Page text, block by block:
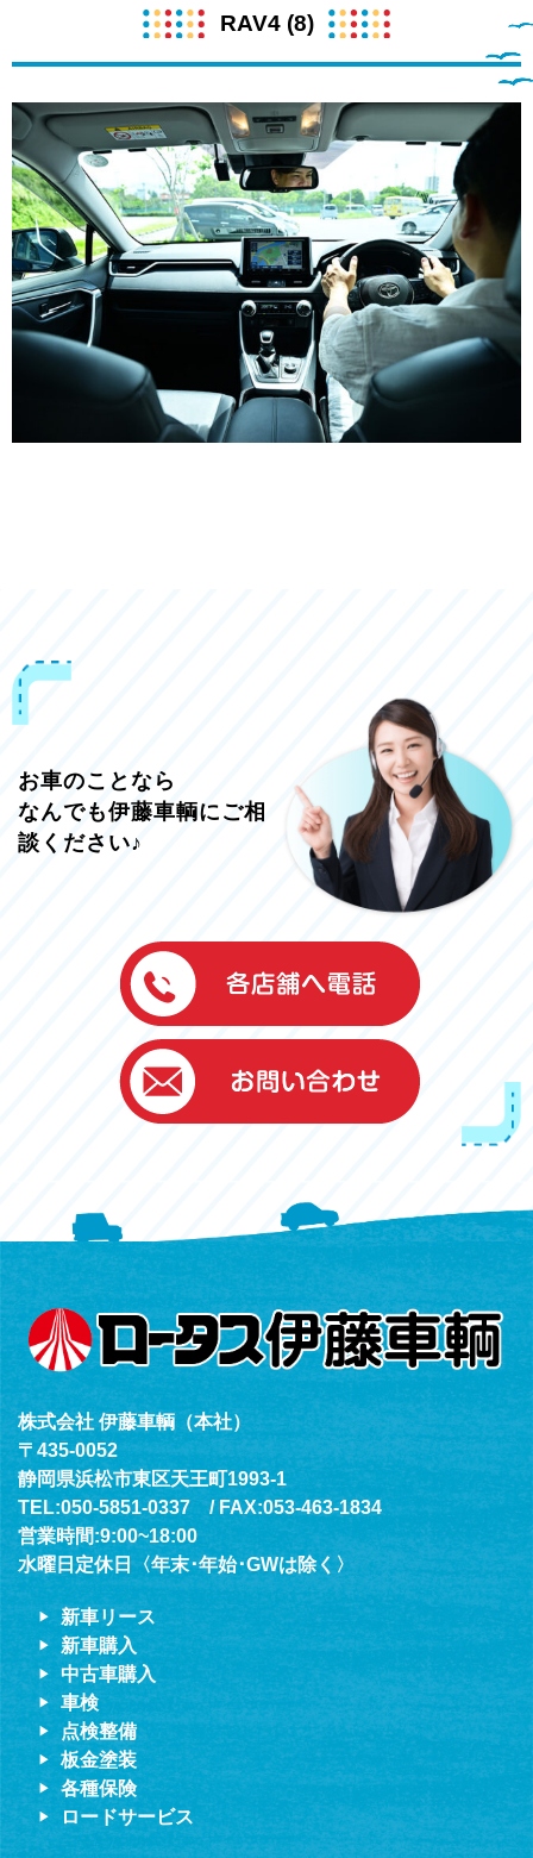
RAV4 (8)
お車のことなら
なんでも伊藤車輌にご相
談ください♪
伊藤車輌（本社）
050-5851-0337
グッドワン浜松
050-5851-0338
浜北店
050-5851-0339
（年中無休24h対応）
株式会社 伊藤車輌（本社）
〒435-0052
静岡県浜松市東区天王町1993-1
TEL:050-5851-0337 / FAX:053-463-1834
営業時間:9:00~18:00
水曜日定休日〈年末･年始･GWは除く〉
新車リース
新車購入
中古車購入
車検
点検整備
板金塗装
各種保険
ロードサービス